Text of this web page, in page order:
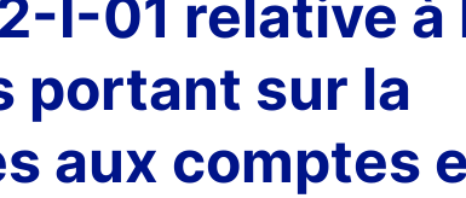
I-01 relative à
portant sur la
aux comptes